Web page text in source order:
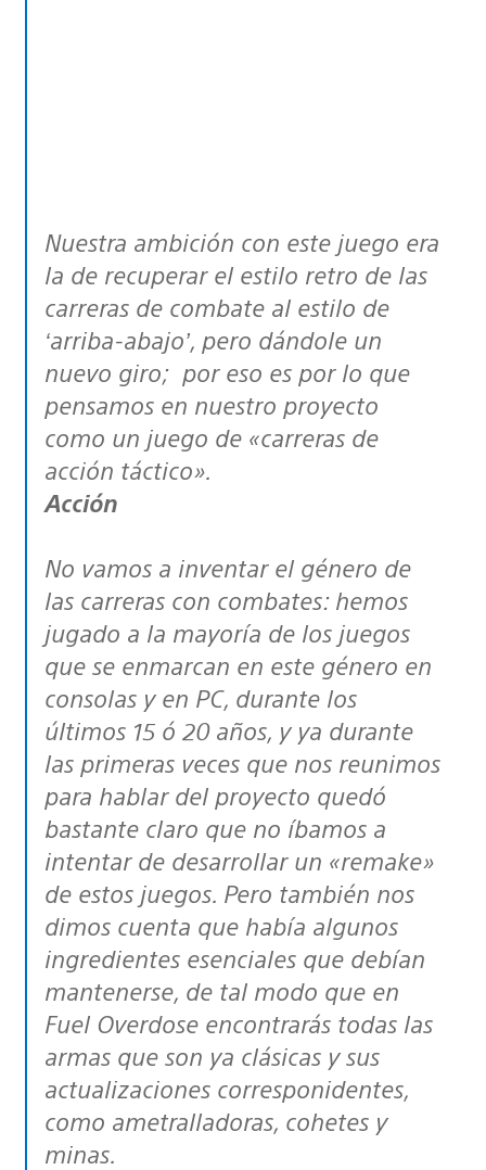
Nuestra ambición con este juego era
la de recuperar el estilo retro de las
carreras de combate al estilo de
‘arriba-abajo’, pero dándole un
nuevo giro; por eso es por lo que
pensamos en nuestro proyecto
como un juego de «carreras de
acción táctico».
Acción
No vamos a inventar el género de
las carreras con combates: hemos
jugado a la mayoría de los juegos
que se enmarcan en este género en
consolas y en PC, durante los
últimos 15 ó 20 años, y ya durante
las primeras veces que nos reunimos
para hablar del proyecto quedó
bastante claro que no íbamos a
intentar de desarrollar un «remake»
de estos juegos. Pero también nos
dimos cuenta que había algunos
ingredientes esenciales que debían
mantenerse, de tal modo que en
Fuel Overdose encontrarás todas las
armas que son ya clásicas y sus
actualizaciones corresponidentes,
como ametralladoras, cohetes y
minas.